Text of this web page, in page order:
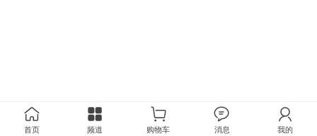
首页 频道 购物车 消息 我的